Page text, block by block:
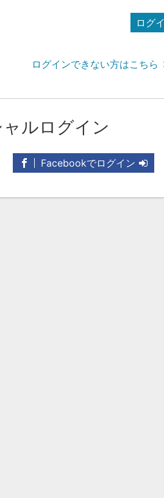
ログ
ログインできない方はこちら
ルログイン
Facebookでログイン